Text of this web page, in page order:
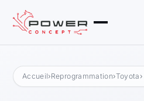
Accueil›Reprogrammation›Toyota